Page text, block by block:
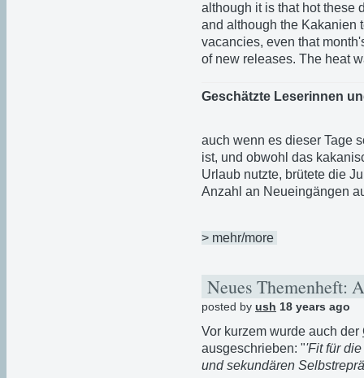
although it is that hot these
and although the Kakanien
vacancies, even that
of new releases. The heat
Geschätzte Leserinnen
auch wenn es dieser Tage
ist, und obwohl das
Urlaub nutzte, brütete die
Anzahl an Neueingängen
> mehr/more
Neues Themenheft:
posted by ush 18 years ago
Vor kurzem wurde auch der
ausgeschrieben: "'Fit für
und sekundären